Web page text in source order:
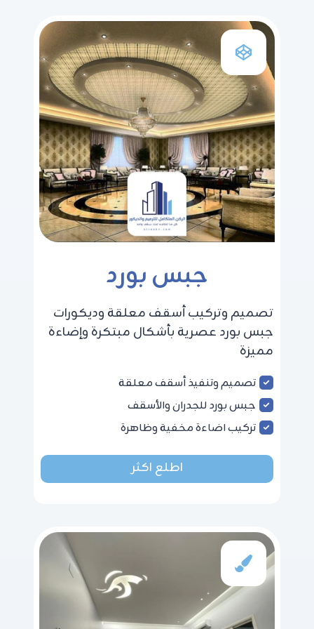
جبس بورد
تصميم وتركيب أسقف معلقة وديكورات
جبس بورد عصرية بأشكال مبتكرة وإضاءة
مميزة
تصميم وتنفيذ أسقف معلقة
جبس بورد للجدران والأسقف
تركيب اضاءة مخفية وظاهرة
اطلع اكثر